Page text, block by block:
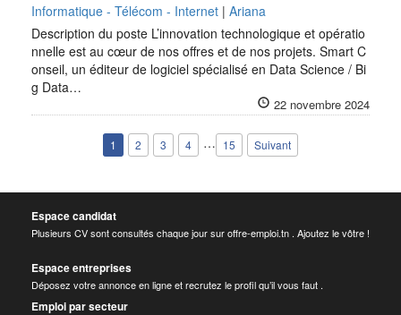
Informatique - Télécom - Internet | Ariana
Description du poste L’innovation technologique et opératio
nnelle est au cœur de nos offres et de nos projets. Smart C
onseil, un éditeur de logiciel spécialisé en Data Science / Bi
g Data…
22 novembre 2024
1 2 3 4 … 15 Suivant
Espace candidat
Plusieurs CV sont consultés chaque jour sur offre-emploi.tn . Ajoutez le vôtre !
Espace entreprises
Déposez votre annonce en ligne et recrutez le profil qu’il vous faut .
Emploi par secteur